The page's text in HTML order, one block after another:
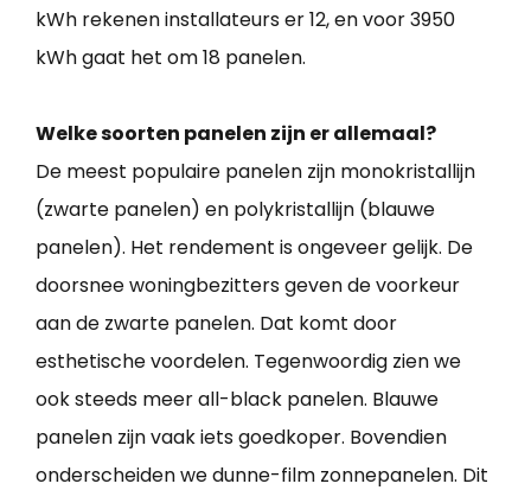
kWh rekenen installateurs er 12, en voor 3950
kWh gaat het om 18 panelen.
Welke soorten panelen zijn er allemaal?
De meest populaire panelen zijn monokristallijn
(zwarte panelen) en polykristallijn (blauwe
panelen). Het rendement is ongeveer gelijk. De
doorsnee woningbezitters geven de voorkeur
aan de zwarte panelen. Dat komt door
esthetische voordelen. Tegenwoordig zien we
ook steeds meer all-black panelen. Blauwe
panelen zijn vaak iets goedkoper. Bovendien
onderscheiden we dunne-film zonnepanelen. Dit